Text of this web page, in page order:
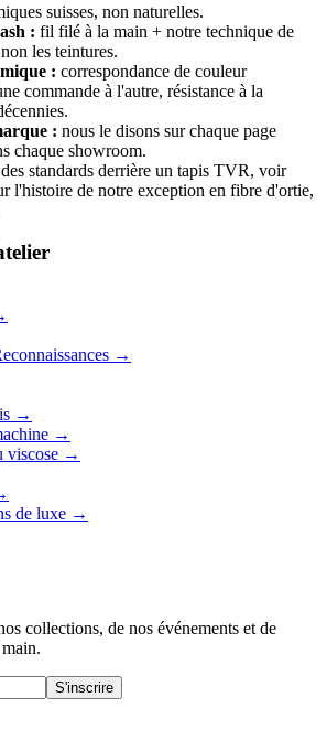
suisses, non naturelles.
: fil filé à la main + notre technique de
les teintures.
: correspondance de couleur
commande à l'autre, résistance à la
: nous le disons sur chaque page
chaque showroom.
standards derrière un tapis TVR, voir
l'histoire de notre exception en fibre d'ortie,
→
→
→
viscose →
de luxe →
collections, de nos événements et de
S'inscrire